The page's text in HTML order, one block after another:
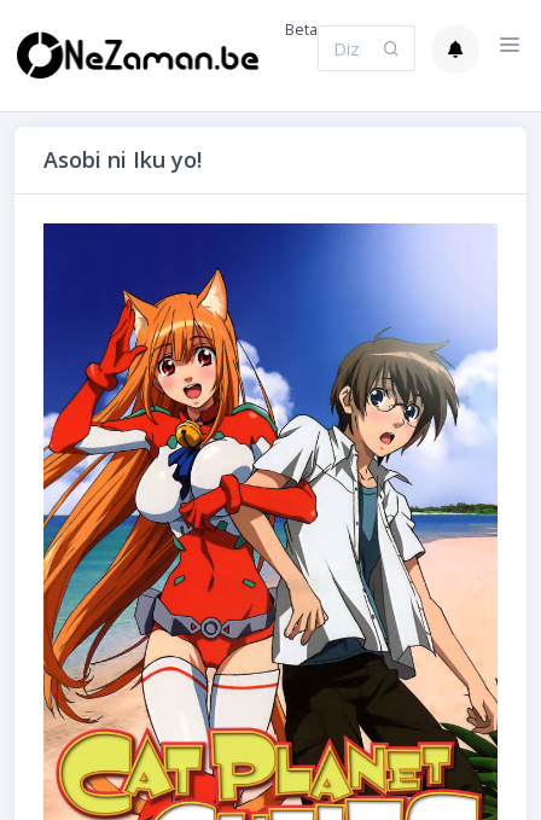
Beta
Asobi ni Iku yo!